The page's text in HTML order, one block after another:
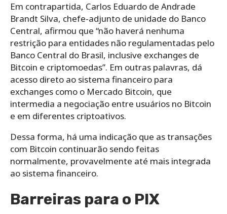
Em contrapartida, Carlos Eduardo de Andrade
Brandt Silva, chefe-adjunto de unidade do Banco
Central, afirmou que “não haverá nenhuma
restrição para entidades não regulamentadas pelo
Banco Central do Brasil, inclusive exchanges de
Bitcoin e criptomoedas”. Em outras palavras, dá
acesso direto ao sistema financeiro para
exchanges como o Mercado Bitcoin, que
intermedia a negociação entre usuários no Bitcoin
e em diferentes criptoativos.
Dessa forma, há uma indicação que as transações
com Bitcoin continuarão sendo feitas
normalmente, provavelmente até mais integrada
ao sistema financeiro.
Barreiras para o PIX